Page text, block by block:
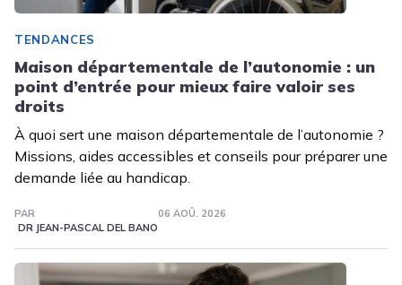
TENDANCES
Maison départementale de l’autonomie : un
point d’entrée pour mieux faire valoir ses
droits
À quoi sert une maison départementale de l’autonomie ?
Missions, aides accessibles et conseils pour préparer une
demande liée au handicap.
PAR
DR JEAN-PASCAL DEL BANO
06 AOÛ. 2026